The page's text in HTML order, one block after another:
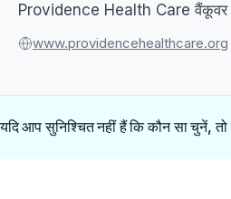
Providence Health Care वैंकूवर में
www.providencehealthcare.org
आप सुनिश्चित नहीं हैं कि कौन सा चुनें, तो